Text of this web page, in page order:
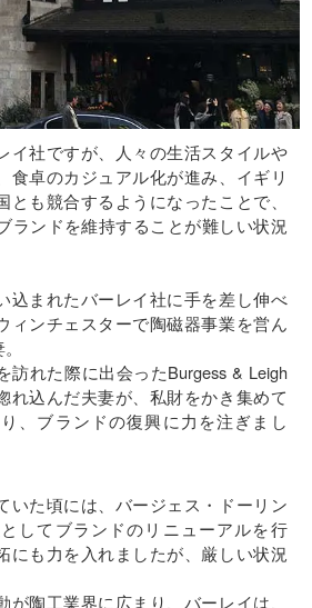
イ社ですが、人々の生活スタイルや
食卓のカジュアル化が進み、イギリ
も競合するようになったことで、
ランドを維持することが難しい状況
込まれたバーレイ社に手を差し伸べ
ィンチェスターで陶磁器事業を営ん
訪れた際に出会ったBurgess & Leigh
れ込んだ夫妻が、私財をかき集めて
、ブランドの復興に力を注ぎまし
いた頃には、バージェス・ドーリン
してブランドのリニューアルを行
にも力を入れましたが、厳しい状況
陶工業界に広まり、バーレイは、